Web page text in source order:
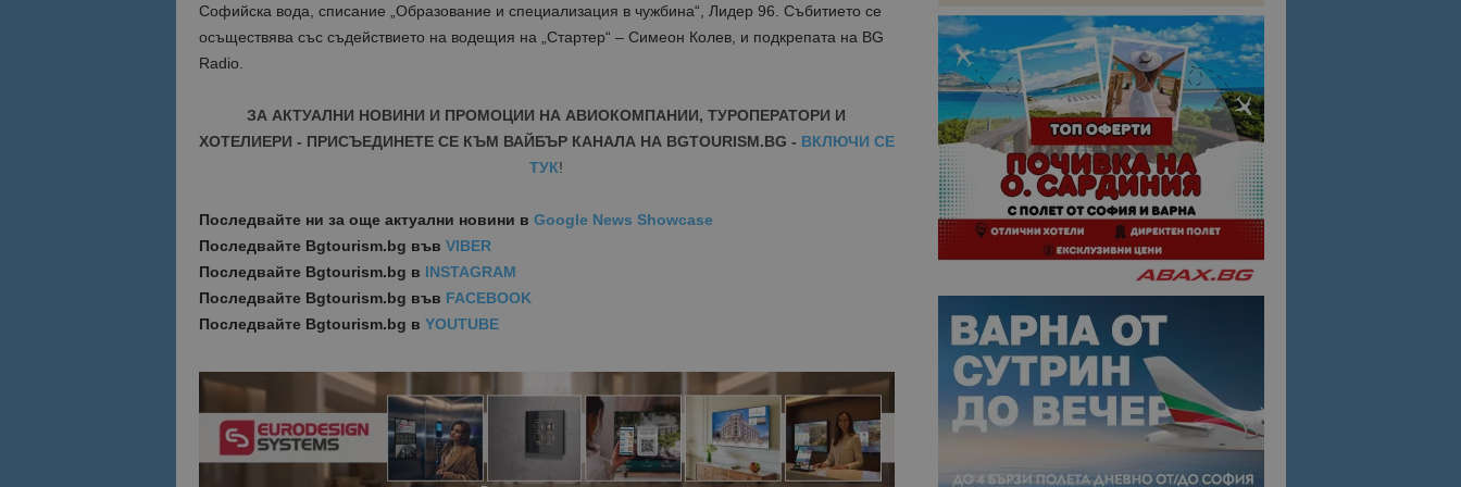
Софийска вода, списание „Образование и специализация в чужбина“, Лидер 96. Събитието се
осъществява със съдействието на водещия на „Стартер“ – Симеон Колев, и подкрепата на BG
Radio.
ЗА АКТУАЛНИ НОВИНИ И ПРОМОЦИИ НА АВИОКОМПАНИИ, ТУРОПЕРАТОРИ И
ХОТЕЛИЕРИ - ПРИСЪЕДИНЕТЕ СЕ КЪМ ВАЙБЪР КАНАЛА НА BGTOURISM.BG - ВКЛЮЧИ СЕ
ТУК!
Последвайте ни за още актуални новини в Google News Showcase
Последвайте Bgtourism.bg във VIBER
Последвайте Bgtourism.bg в INSTAGRAM
Последвайте Bgtourism.bg във FACEBOOK
Последвайте Bgtourism.bg в YOUTUBE